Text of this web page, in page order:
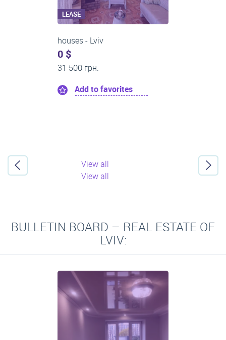
LEASE
houses - Lviv
0 $
12 000 грн.
Add to favorites
View all
View all
BULLETIN BOARD – REAL ESTATE OF
LVIV: